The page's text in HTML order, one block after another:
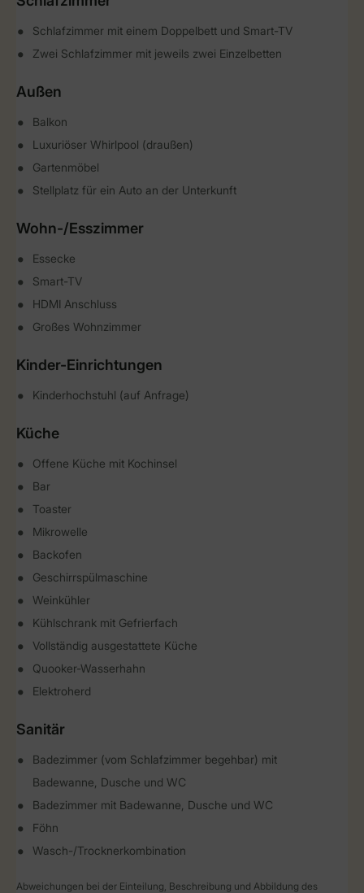
Schlafzimmer mit einem Doppelbett und Smart-TV
Zwei Schlafzimmer mit jeweils zwei Einzelbetten
Außen
Balkon
Luxuriöser Whirlpool (draußen)
Gartenmöbel
Stellplatz für ein Auto an der Unterkunft
Wohn-/Esszimmer
Essecke
Smart-TV
HDMI Anschluss
Großes Wohnzimmer
Kinder-Einrichtungen
Kinderhochstuhl (auf Anfrage)
Küche
Offene Küche mit Kochinsel
Bar
Toaster
Mikrowelle
Backofen
Geschirrspülmaschine
Weinkühler
Kühlschrank mit Gefrierfach
Vollständig ausgestattete Küche
Quooker-Wasserhahn
Elektroherd
Sanitär
Badezimmer (vom Schlafzimmer begehbar) mit
Badewanne, Dusche und WC
Badezimmer mit Badewanne, Dusche und WC
Föhn
Wasch-/Trocknerkombination
Abweichungen bei der Einteilung, Beschreibung und Abbildung des